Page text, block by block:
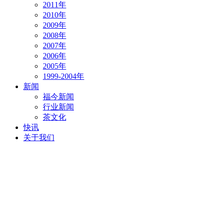
2011年
2010年
2009年
2008年
2007年
2006年
2005年
1999-2004年
新闻
福今新闻
行业新闻
茶文化
快讯
关于我们